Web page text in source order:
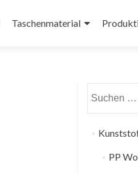
Taschenmaterial
nach:
PP